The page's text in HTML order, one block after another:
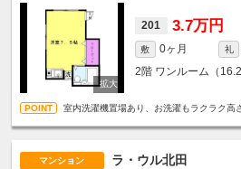
201 3.7万円
敷 0ヶ月 礼
2階 ワンルーム（
室内洗濯機置場あり、お洗濯もラクラク高
マンション ラ・ウル北田